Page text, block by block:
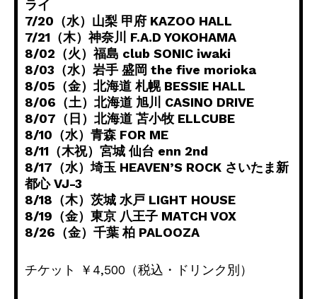
ライ
7/20（水）山梨 甲府 KAZOO HALL
7/21（木）神奈川 F.A.D YOKOHAMA
8/02（火）福島 club SONIC iwaki
8/03（水）岩手 盛岡 the five morioka
8/05（金）北海道 札幌 BESSIE HALL
8/06（土）北海道 旭川 CASINO DRIVE
8/07（日）北海道 苫小牧 ELLCUBE
8/10（水）青森 FOR ME
8/11（木祝）宮城 仙台 enn 2nd
8/17（水）埼玉 HEAVEN’S ROCK さいたま新
都心 VJ-3
8/18（木）茨城 水戸 LIGHT HOUSE
8/19（金）東京 八王子 MATCH VOX
8/26（金）千葉 柏 PALOOZA
チケット ￥4,500（税込・ドリンク別）